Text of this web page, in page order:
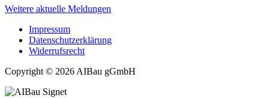
Weitere aktuelle Meldungen
Impressum
Datenschutzerklärung
Widerrufsrecht
Copyright © 2026 AIBau gGmbH